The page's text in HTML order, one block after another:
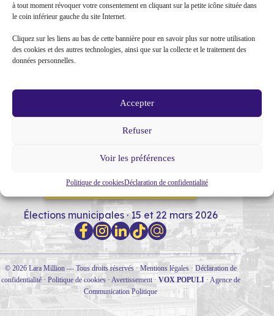
à tout moment révoquer votre consentement en cliquant sur la petite icône située dans
le coin inférieur gauche du site Internet.
Cliquez sur les liens au bas de cette bannière pour en savoir plus sur notre utilisation
des cookies et des autres technologies, ainsi que sur la collecte et le traitement des
données personnelles.
Accepter
Refuser
Voir les préférences
Politique de cookiesDéclaration de confidentialité
NOTRE PROGRAMME
RENCONTRONS-NOUS !
Élections municipales · 15 et 22 mars 2026
© 2026 Lara Million — Tous droits réservés ·Mentions légales· Déclaration de
confidentialité· Politique de cookies· Avertissement· VOX POPULI· Agence de
Communication Politique